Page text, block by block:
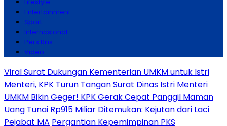
Entertainment
Sport
Internasional
Pers Rilis
Video
Viral Surat Dukungan Kementerian UMKM untuk Istri
Menteri, KPK Turun TanganSurat Dinas Istri Menteri
UMKM Bikin Geger! KPK Gerak Cepat Panggil Maman
Uang Tunai Rp915 Miliar Ditemukan: Kejutan dari Laci
Pejabat MA Pergantian Kepemimpinan PKS